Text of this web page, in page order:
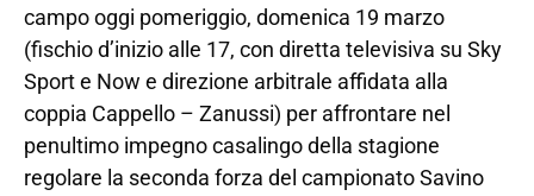
campo oggi pomeriggio, domenica 19 marzo
(fischio d’inizio alle 17, con diretta televisiva su Sky
Sport e Now e direzione arbitrale affidata alla
coppia Cappello – Zanussi) per affrontare nel
penultimo impegno casalingo della stagione
regolare la seconda forza del campionato Savino